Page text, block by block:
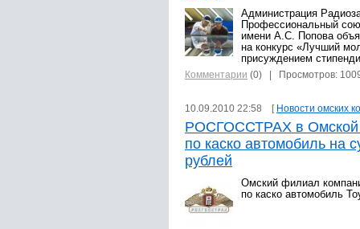
Администрация
Профессиональный
имени А.С. Попова
на конкурс «Лучший
присуждением
Комментарии (0) | Просмотров:
10.09.2010 22:58 [ Новости омских
РОСГОССТРАХ в Омской
по каско автомобиль на
рублей
Омский филиал
по каско автомобиль